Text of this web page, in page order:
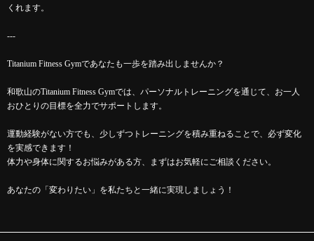
くれます。
---
Titanium Fitness Gymであなたも一歩を踏み出しませんか？
和歌山のTitanium Fitness Gymでは、パーソナルトレーニングを通じて、お一人
おひとりの目標を全力でサポートします。
運動経験がない方でも、少しずつトレーニングを積み重ねることで、必ず変化
を実感できます！
体力や身体に関するお悩みがある方、まずはお気軽にご相談ください。
あなたの「変わりたい」を私たちと一緒に実現しましょう！